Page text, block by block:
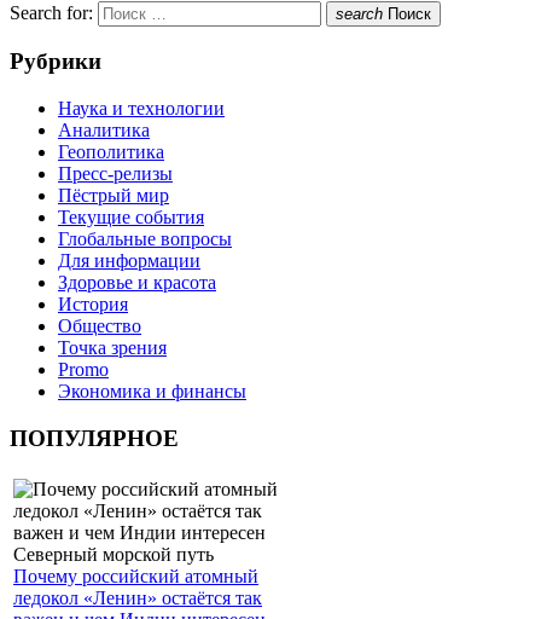
Search for: search Поиск
Рубрики
Наука и технологии
Аналитика
Геополитика
Пресс-релизы
Пёстрый мир
Текущие события
Глобальные вопросы
Для информации
Здоровье и красота
История
Общество
Точка зрения
Promo
Экономика и финансы
ПОПУЛЯРНОЕ
Почему российский атомный
ледокол «Ленин» остаётся так